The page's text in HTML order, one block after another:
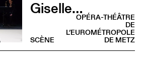
Giselle…OPÉRA-THÉÂTRE
DE
L’EUROMÉTROPOLE
DE METZ
SCÈNE